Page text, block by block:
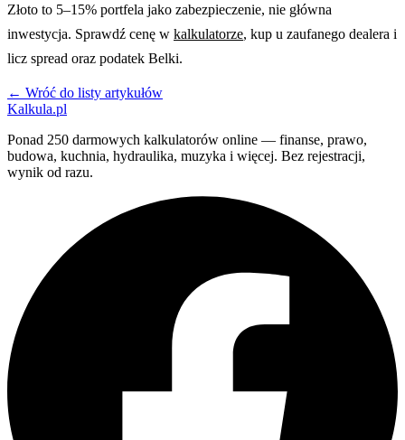
Złoto to 5–15% portfela jako zabezpieczenie, nie główna
inwestycja. Sprawdź cenę w kalkulatorze, kup u zaufanego dealera i
licz spread oraz podatek Belki.
← Wróć do listy artykułów
Kalkula.pl
Ponad 250 darmowych kalkulatorów online — finanse, prawo,
budowa, kuchnia, hydraulika, muzyka i więcej. Bez rejestracji,
wynik od razu.